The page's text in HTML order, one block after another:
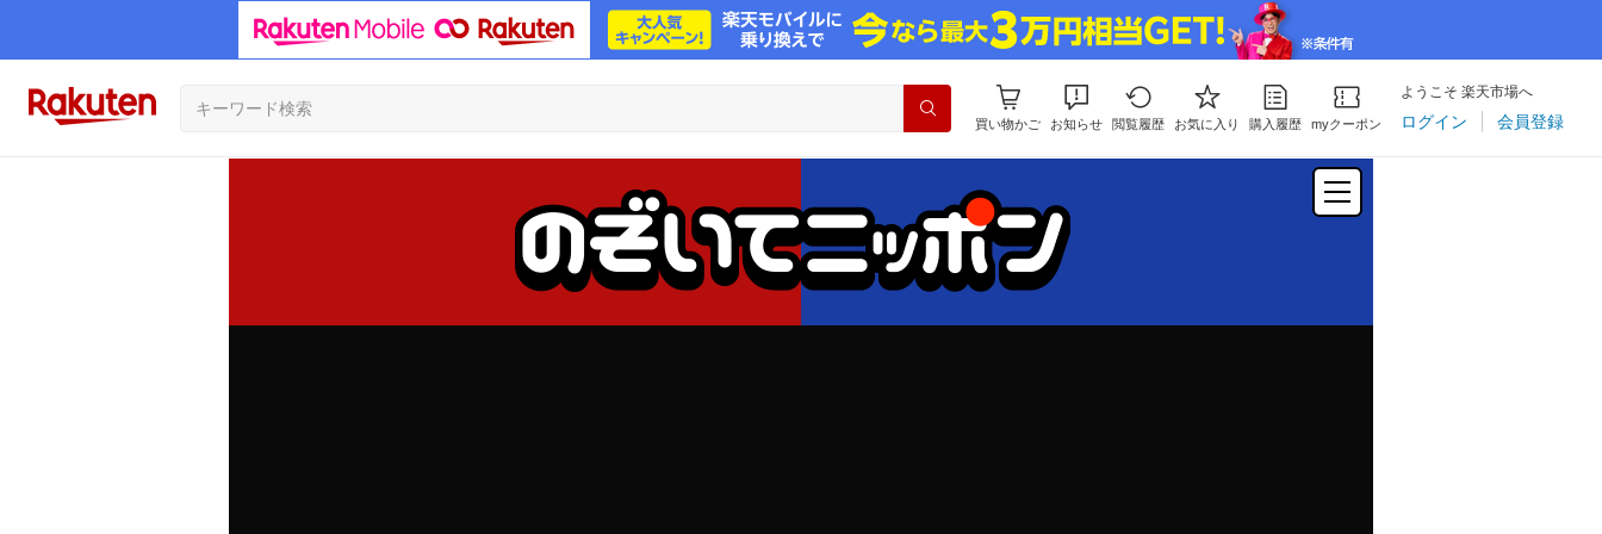
買い物かご お知らせ 閲覧履歴 お気に入り 購入履歴 myクーポン
ようこそ 楽天市場へ
ログイン 会員登録